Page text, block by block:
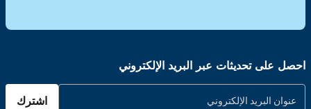
احصل على تحديثات عبر البريد الإلكتروني
اشترك